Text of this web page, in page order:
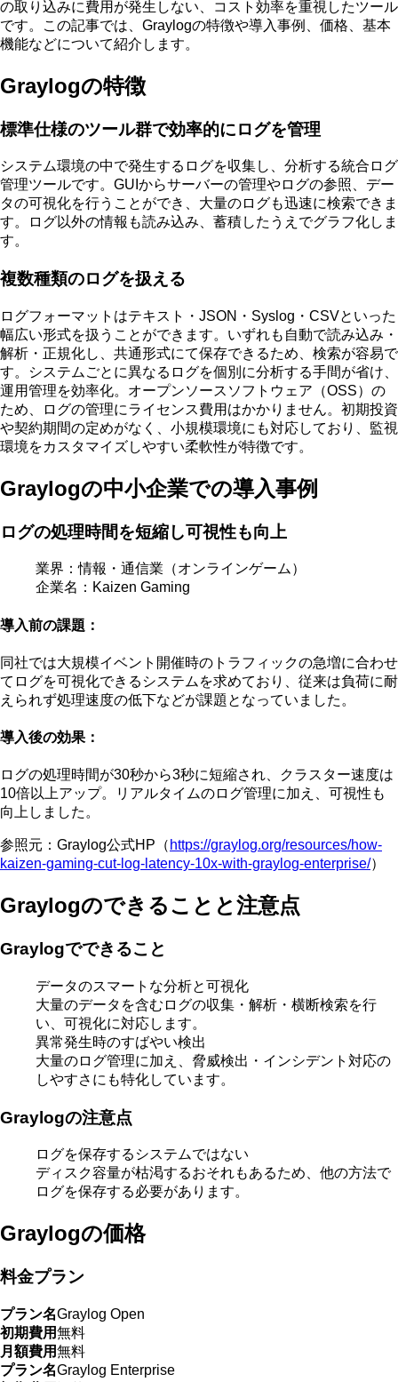
の取り込みに費用が発生しない、コスト効率を重視したツール
です。この記事では、Graylogの特徴や導入事例、価格、基本
機能などについて紹介します。
Graylogの特徴
標準仕様のツール群で効率的にログを管理
システム環境の中で発生するログを収集し、分析する統合ログ
管理ツールです。 GUIからサーバーの管理やログの参照、デー
タの可視化を行うことができ、大量のログも迅速に検索できま
す。ログ以外の情報も読み込み、蓄積したうえでグラフ化しま
す。
複数種類のログを扱える
ログフォーマットはテキスト・JSON・Syslog・CSVといった
幅広い形式を扱うことができます。いずれも自動で読み込み・
解析・正規化し、共通形式にて保存できるため、検索が容易で
す。システムごとに異なるログを個別に分析する手間が省け、
運用管理を効率化。オープンソースソフトウェア（OSS）の
ため、ログの管理にライセンス費用はかかりません。初期投資
や契約期間の定めがなく、小規模環境にも対応しており、監視
環境をカスタマイズしやすい柔軟性が特徴です。
Graylogの中小企業での導入事例
ログの処理時間を短縮し可視性も向上
業界：情報・通信業（オンラインゲーム）
企業名：Kaizen Gaming
導入前の課題：
同社では大規模イベント開催時のトラフィックの急増に合わせ
てログを可視化できるシステムを求めており、 従来は負荷に耐
えられず処理速度の低下などが課題 となっていました。
導入後の効果：
ログの処理時間が30秒から3秒に短縮され、クラスター速度は
10倍以上アップ。リアルタイムのログ管理に加え、可視性も
向上しました。
参照元：Graylog公式HP（ https://graylog.org/resources/how-
kaizen-gaming-cut-log-latency-10x-with-graylog-enterprise/）
Graylogのできることと注意点
Graylogでできること
データのスマートな分析と可視化
大量のデータを含むログの収集・解析・横断検索を行
い、可視化に対応します。
異常発生時のすばやい検出
大量のログ管理に加え、脅威検出・インシデント対応の
しやすさにも特化しています。
Graylogの注意点
ログを保存するシステムではない
ディスク容量が枯渇するおそれもあるため、他の方法で
ログを保存する必要があります。
Graylogの価格
料金プラン
プラン名Graylog Open
初期費用無料
月額費用無料
プラン名Graylog Enterprise